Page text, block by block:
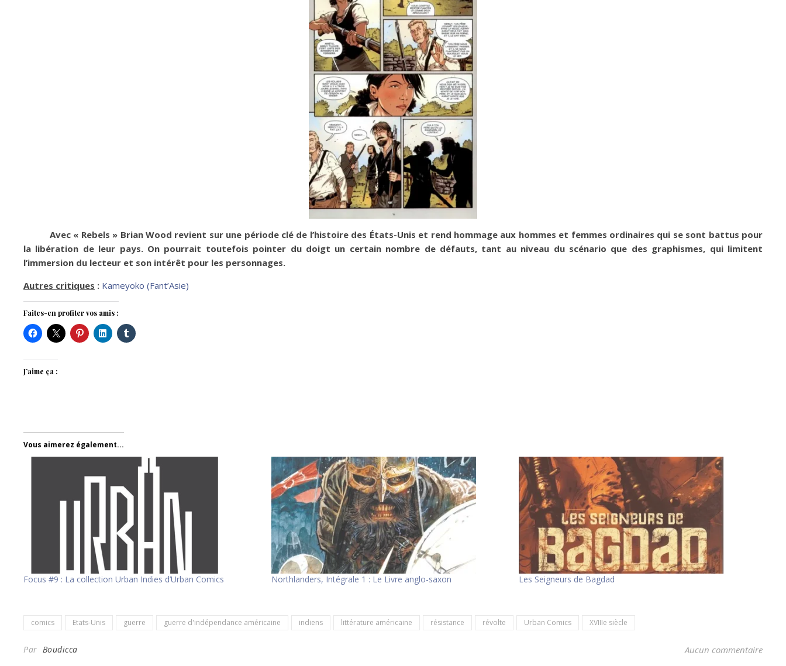
Avec « Rebels » Brian Wood revient sur une période clé de l’histoire des États-Unis et rend hommage aux hommes et femmes ordinaires qui se sont battus pour
la libération de leur pays. On pourrait toutefois pointer du doigt un certain nombre de défauts, tant au niveau du scénario que des graphismes, qui limitent
l’immersion du lecteur et son intérêt pour les personnages.
Autres critiques : Kameyoko (Fant’Asie)
Faites-en profiter vos amis :
J’aime ça :
Vous aimerez également...
Focus #9 : La collection Urban Indies d’Urban Comics Northlanders, Intégrale 1 : Le Livre anglo-saxon Les Seigneurs de Bagdad
comics Etats-Unis guerre guerre d'indépendance américaine indiens littérature américaine résistance révolte Urban Comics XVIIIe siècle
Par Boudicca Aucun commentaire